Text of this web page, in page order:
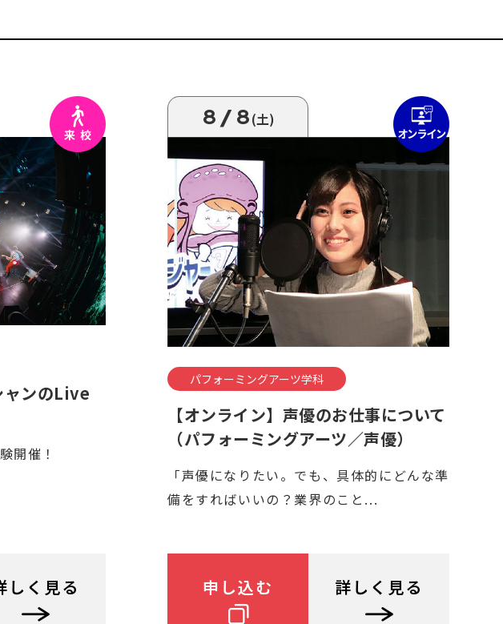
ャンのLive
開催！
しく見る
8/8(土)
パフォーミングアーツ学科
【オンライン】声優のお仕事について
（パフォーミングアーツ／声優）
「声優になりたい。でも、具体的にどんな準
備をすればいいの？業界のこと...
申し込む 詳しく見る